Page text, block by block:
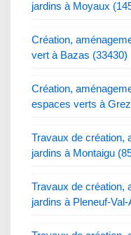
jardins à Moyaux
Création,
vert à Bazas (33430)
Création,
espaces verts à
Travaux de création,
jardins à Montaigu
Travaux de création,
jardins à Pleneuf-